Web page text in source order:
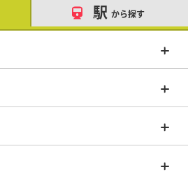
駅 から探す